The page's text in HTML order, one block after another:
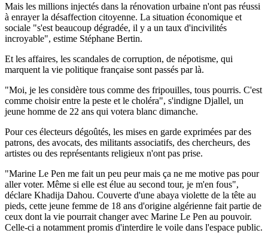
Mais les millions injectés dans la rénovation urbaine n'ont pas réussi
à enrayer la désaffection citoyenne. La situation économique et
sociale "s'est beaucoup dégradée, il y a un taux d'incivilités
incroyable", estime Stéphane Bertin.
Et les affaires, les scandales de corruption, de népotisme, qui
marquent la vie politique française sont passés par là.
"Moi, je les considère tous comme des fripouilles, tous pourris. C'est
comme choisir entre la peste et le choléra", s'indigne Djallel, un
jeune homme de 22 ans qui votera blanc dimanche.
Pour ces électeurs dégoûtés, les mises en garde exprimées par des
patrons, des avocats, des militants associatifs, des chercheurs, des
artistes ou des représentants religieux n'ont pas prise.
"Marine Le Pen me fait un peu peur mais ça ne me motive pas pour
aller voter. Même si elle est élue au second tour, je m'en fous",
déclare Khadija Dahou. Couverte d'une abaya violette de la tête au
pieds, cette jeune femme de 18 ans d'origine algérienne fait partie de
ceux dont la vie pourrait changer avec Marine Le Pen au pouvoir.
Celle-ci a notamment promis d'interdire le voile dans l'espace public.